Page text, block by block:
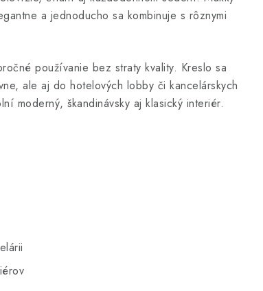
a jednoducho sa kombinuje s rôznymi
používanie bez straty kvality. Kreslo sa
ale aj do hotelových lobby či kancelárskych
moderný, škandinávsky aj klasický interiér.